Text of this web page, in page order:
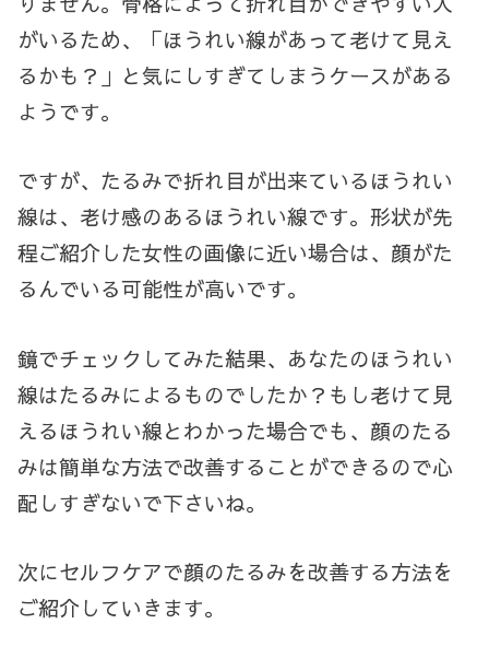
がいるため、「ほうれい線があって老けて見え
るかも？」と気にしすぎてしまうケースがある
ようです。
ですが、たるみで折れ目が出来ているほうれい
線は、老け感のあるほうれい線です。形状が先
程ご紹介した女性の画像に近い場合は、顔がた
るんでいる可能性が高いです。
鏡でチェックしてみた結果、あなたのほうれい
線はたるみによるものでしたか？もし老けて見
えるほうれい線とわかった場合でも、顔のたる
みは簡単な方法で改善することができるので心
配しすぎないで下さいね。
次にセルフケアで顔のたるみを改善する方法を
ご紹介していきます。